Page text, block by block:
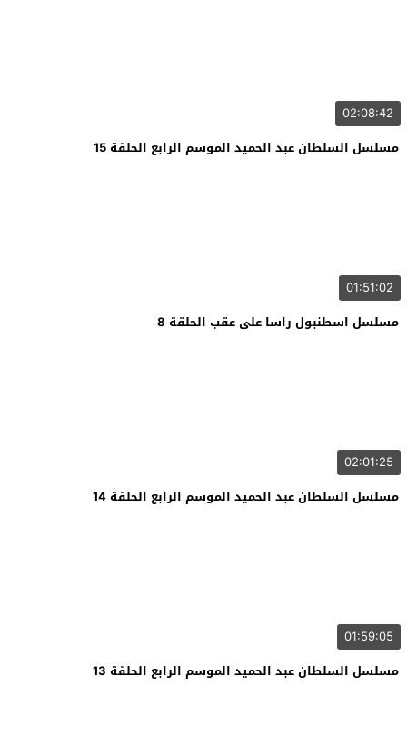
02:08:42
مسلسل السلطان عبد الحميد الموسم الرابع الحلقة 15
01:51:02
مسلسل اسطنبول راسا على عقب الحلقة 8
02:01:25
مسلسل السلطان عبد الحميد الموسم الرابع الحلقة 14
01:59:05
مسلسل السلطان عبد الحميد الموسم الرابع الحلقة 13